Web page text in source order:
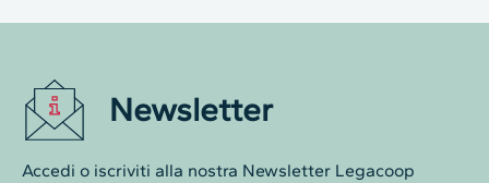
Newsletter
Accedi o iscriviti alla nostra Newsletter Legacoop